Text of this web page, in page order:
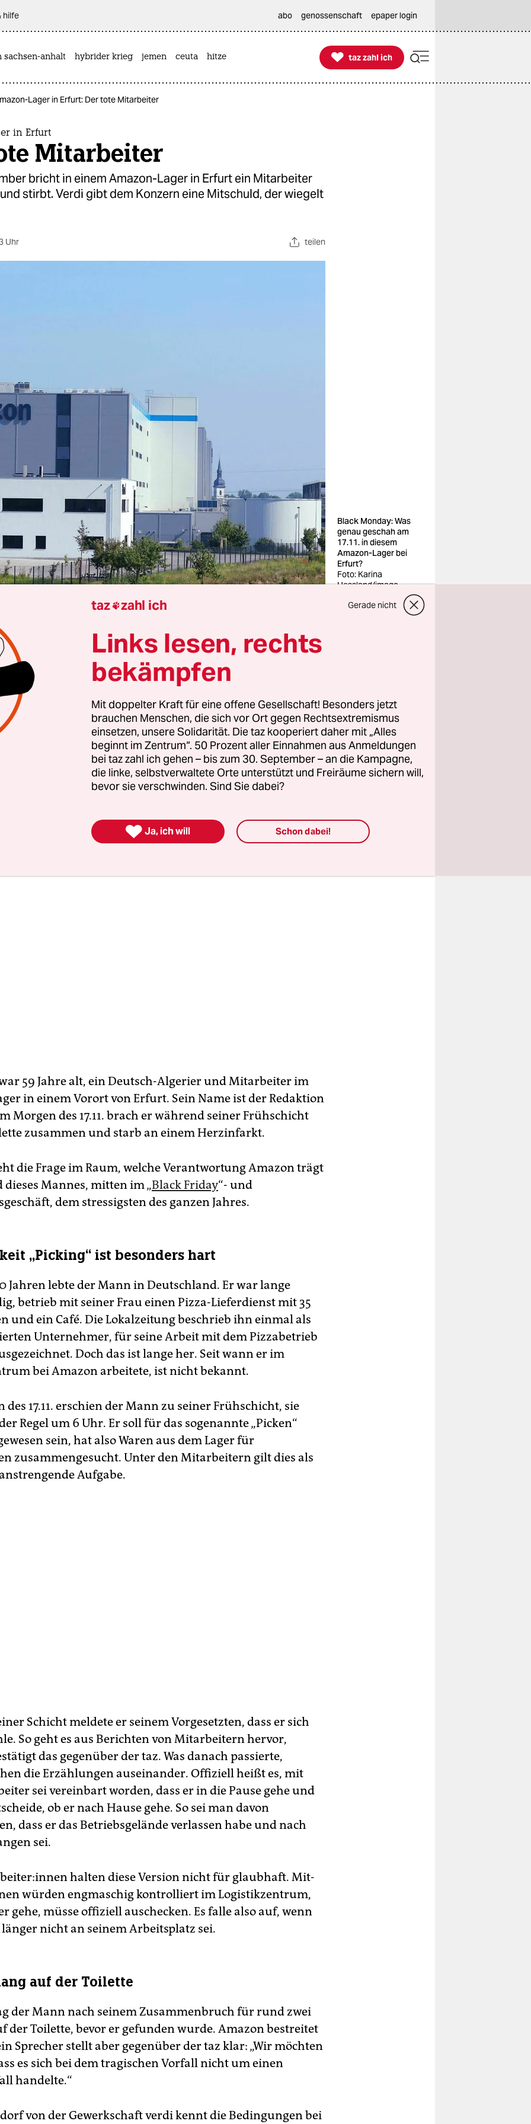
hilfe abo genossenschaft epaper login
sachsen-anhalt hybrider krieg jemen ceuta hitze 
taz zahl ich
taz zahl ich
Lager in Erfurt: Der tote Mitarbeiter
in Erfurt
Mitarbeiter
bricht in einem Amazon-Lager in Erfurt ein Mitarbeiter
stirbt. Verdi gibt dem Konzern eine Mitschuld, der wiegelt
Uhr teilen
Black Monday: Was
genau geschah am
17.11. in diesem
Amazon-Lager bei
Erfurt?
Foto: Karina
Hessland/imago
in Erfurt steht nun ein schwarzer Bilderrahmen. Darin
das Foto von dem Mann, der hier vor zwei Wochen sein
hat. „In stiller Trauer nehmen wir Abschied von
steht dort auf Englisch. Sein plötzlicher und
Tod hinterlasse große Traurigkeit. Der Mann
gewesen und hilfsbereit. Seiner Familie und allen, die
spreche man aufrichtiges Beileid aus.
ist die Trauerkarte mit: „Management, Betriebsrat und
der Amazon Erfurt GmbH“.
59 Jahre alt, ein Deutsch-Algerier und Mitarbeiter im
in einem Vorort von Erfurt. Sein Name ist der Redaktion
Morgen des 17.11. brach er während seiner Frühschicht
zusammen und starb an einem Herzinfarkt.
die Frage im Raum, welche Verantwortung Amazon trägt
dieses Mannes, mitten im „Black Friday“- und
dem stressigsten des ganzen Jahres.
„Picking“ ist besonders hart
Jahren lebte der Mann in Deutschland. Er war lange
betrieb mit seiner Frau einen Pizza-Lieferdienst mit 35
und ein Café. Die Lokalzeitung beschrieb ihn einmal als
Unternehmer, für seine Arbeit mit dem Pizzabetrieb
Doch das ist lange her. Seit wann er im
bei Amazon arbeitete, ist nicht bekannt.
des 17.11. erschien der Mann zu seiner Frühschicht, sie
Regel um 6 Uhr. Er soll für das sogenannte „Picken“
sein, hat also Waren aus dem Lager für
zusammengesucht. Unter den Mitarbeitern gilt dies als
Aufgabe.
Schicht meldete er seinem Vorgesetzten, dass er sich
So geht es aus Berichten von Mitarbeitern hervor,
das gegenüber der taz. Was danach passierte,
die Erzählungen auseinander. Offiziell heißt es, mit
sei vereinbart worden, dass er in die Pause gehe und
ob er nach Hause gehe. So sei man davon
dass er das Betriebsgelände verlassen habe und nach
sei.
halten diese Version nicht für glaubhaft. Mit­
würden engmaschig kontrolliert im Logistikzentrum,
gehe, müsse offiziell auschecken. Es falle also auf, wenn
nicht an seinem Arbeitsplatz sei.
auf der Toilette
der Mann nach seinem Zusammenbruch für rund zwei
der Toilette, bevor er gefunden wurde. Amazon bestreitet
Sprecher stellt aber gegenüber der taz klar: „Wir möchten
es sich bei dem tragischen Vorfall nicht um einen
handelte.“
von der Gewerkschaft verdi kennt die Bedingungen bei
taz zahl ich Gerade nicht
Links lesen, rechts
bekämpfen
Mit doppelter Kraft für eine offene Gesellschaft! Besonders jetzt
brauchen Menschen, die sich vor Ort gegen Rechtsextremismus
einsetzen, unsere Solidarität. Die taz kooperiert daher mit „Alles
beginnt im Zentrum“. 50 Prozent aller Einnahmen aus Anmeldungen
bei taz zahl ich gehen – bis zum 30. September – an die Kampagne,
die linke, selbstverwaltete Orte unterstützt und Freiräume sichern will,
bevor sie verschwinden. Sind Sie dabei?
 Ja, ich will Schon dabei!